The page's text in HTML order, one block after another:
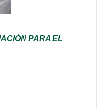
PARA EL